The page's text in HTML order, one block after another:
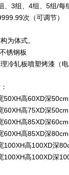
、3组、4组、5组/每
次（可调节）
为体式。
锈钢板
冷轧板噴塑烤漆（电
：
高60XD深50cm
高75XD深50cm
高85XD深60cm
高85XD深80cm
高100XD深
高100XD深